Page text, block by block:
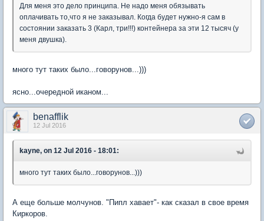
Для меня это дело принципа. Не надо меня обязывать
оплачивать то,что я не заказывал. Когда будет нужно-я сам в
состоянии заказать 3 (Карл, три!!!) контейнера за эти 12 тысяч (у
меня двушка).
много тут таких было...говорунов...)))
ясно...очередной иканом...
benafflik
12 Jul 2016
kayne, on 12 Jul 2016 - 18:01:
много тут таких было...говорунов...)))
А еще больше молчунов. "Пипл хавает"- как сказал в свое время
Киркоров.